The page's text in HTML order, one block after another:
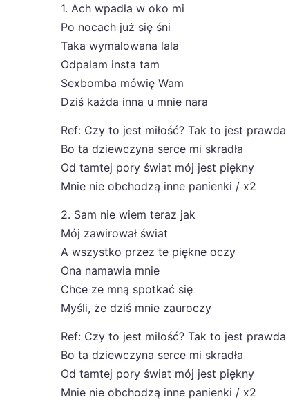
1. Ach wpadła w oko mi
Po nocach już się śni
Taka wymalowana lala
Odpalam insta tam
Sexbomba mówię Wam
Dziś każda inna u mnie nara
Ref: Czy to jest miłość? Tak to jest prawda
Bo ta dziewczyna serce mi skradła
Od tamtej pory świat mój jest piękny
Mnie nie obchodzą inne panienki / x2
2. Sam nie wiem teraz jak
Mój zawirował świat
A wszystko przez te piękne oczy
Ona namawia mnie
Chce ze mną spotkać się
Myśli, że dziś mnie zauroczy
Ref: Czy to jest miłość? Tak to jest prawda
Bo ta dziewczyna serce mi skradła
Od tamtej pory świat mój jest piękny
Mnie nie obchodzą inne panienki / x2